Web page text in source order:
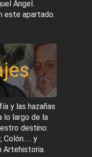
Ángel.
este apartado.
y las hazañas
lo largo de la
destino:
Colón….. y
Artehistoria.